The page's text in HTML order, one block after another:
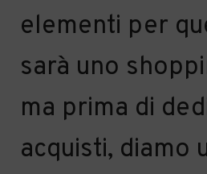
elementi per
sarà uno
ma prima di
acquisti, diamo